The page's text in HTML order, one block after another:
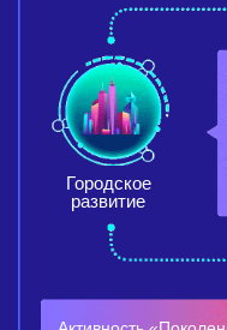
Городское
развитие